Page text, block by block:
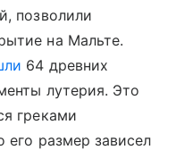
позволили
на Мальте.
64 древних
лутерия. Это
греками
его размер зависел